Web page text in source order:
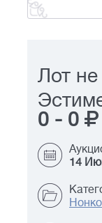
Лот
0 - 0
14